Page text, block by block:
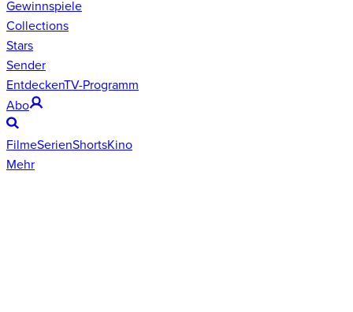
Gewinnspiele
Collections
Stars
Sender
EntdeckenTV-Programm
Abo
FilmeSerienShortsKino
Mehr